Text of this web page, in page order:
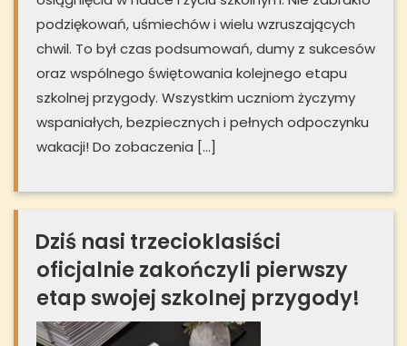
podziękowań, uśmiechów i wielu wzruszających
chwil. To był czas podsumowań, dumy z sukcesów
oraz wspólnego świętowania kolejnego etapu
szkolnej przygody. Wszystkim uczniom życzymy
wspaniałych, bezpiecznych i pełnych odpoczynku
wakacji! Do zobaczenia […]
Dziś nasi trzecioklasiści
oficjalnie zakończyli pierwszy
etap swojej szkolnej przygody!